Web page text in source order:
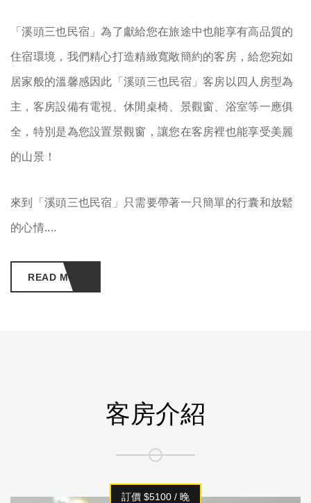
「溪頭三也民宿」為了獻給您在旅途中也能享有高品質的
住宿環境，我們精心打造精緻寬敞簡約的客房，給您宛如
居家般的溫馨感因此「溪頭三也民宿」客房以四人房型為
主，客房設備有電視、休閒桌椅、景觀窗、浴室等一應俱
全，特別是為您設置景觀窗，讓您在客房裡也能享受美麗
的山景！
來到「溪頭三也民宿」只需要帶著一只簡單的行囊和放鬆
的心情....
READ MORE
客房介紹
訂價 $5100 / 晚